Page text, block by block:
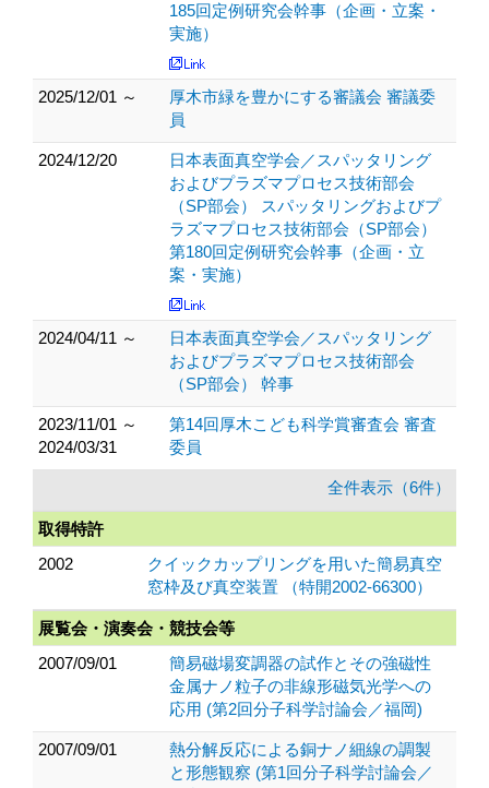
185回定例研究会幹事（企画・立案・
実施）
2025/12/01 ～
厚木市緑を豊かにする審議会 審議委
員
2024/12/20
日本表面真空学会／スパッタリング
およびプラズマプロセス技術部会
（SP部会） スパッタリングおよびプ
ラズマプロセス技術部会（SP部会）
第180回定例研究会幹事（企画・立
案・実施）
2024/04/11 ～
日本表面真空学会／スパッタリング
およびプラズマプロセス技術部会
（SP部会） 幹事
2023/11/01 ～
2024/03/31
第14回厚木こども科学賞審査会 審査
委員
全件表示（6件）
取得特許
2002
クイックカップリングを用いた簡易真空
窓枠及び真空装置 （特開2002-66300）
展覧会・演奏会・競技会等
2007/09/01
簡易磁場変調器の試作とその強磁性
金属ナノ粒子の非線形磁気光学への
応用 (第2回分子科学討論会／福岡)
2007/09/01
熱分解反応による銅ナノ細線の調製
と形態観察 (第1回分子科学討論会／